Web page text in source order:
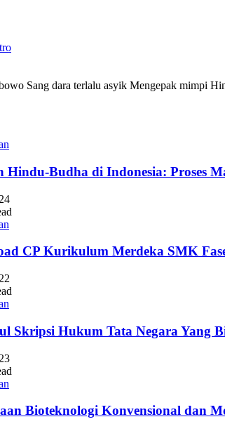
Sang dara terlalu asyik Mengepak mimpi
Hindu-Budha di Indonesia: Proses
CP Kurikulum Merdeka SMK
Skripsi Hukum Tata Negara Yang
Bioteknologi Konvensional dan